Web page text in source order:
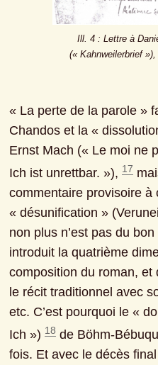
Ill. 4 : Lettre à
(« Kahnweilerbrief
« La perte de la parole »
Chandos et la «
Ernst Mach (« Le moi ne
Ich ist unrettbar. »), 17
commentaire provisoire à
« désunification »
non plus n’est pas du
introduit la quatrième
composition du roman,
le récit traditionnel avec
etc. C’est pourquoi le «
Ich ») 18 de Böhm-
fois. Et avec le décès